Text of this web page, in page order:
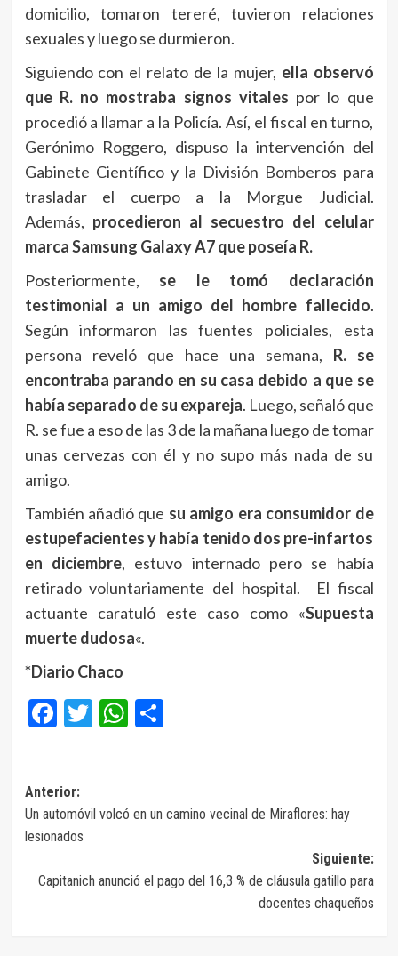
domicilio, tomaron tereré, tuvieron relaciones
sexuales y luego se durmieron.
Siguiendo con el relato de la mujer, ella observó
que R. no mostraba signos vitales por lo que
procedió a llamar a la Policía. Así, el fiscal en turno,
Gerónimo Roggero, dispuso la intervención del
Gabinete Científico y la División Bomberos para
trasladar el cuerpo a la Morgue Judicial.
Además, procedieron al secuestro del celular
marca Samsung Galaxy A7 que poseía R.
Posteriormente, se le tomó declaración
testimonial a un amigo del hombre fallecido.
Según informaron las fuentes policiales, esta
persona reveló que hace una semana, R. se
encontraba parando en su casa debido a que se
había separado de su expareja. Luego, señaló que
R. se fue a eso de las 3 de la mañana luego de tomar
unas cervezas con él y no supo más nada de su
amigo.
También añadió que su amigo era consumidor de
estupefacientes y había tenido dos pre-infartos
en diciembre, estuvo internado pero se había
retirado voluntariamente del hospital. El fiscal
actuante caratuló este caso como «Supuesta
muerte dudosa«.
*Diario Chaco
Facebook
Twitter
WhatsApp
Compartir
Navegación
de
Anterior:
Un automóvil volcó en un camino vecinal de Miraflores: hay
lesionados
Siguiente:
Capitanich anunció el pago del 16,3 % de cláusula gatillo para
docentes chaqueños